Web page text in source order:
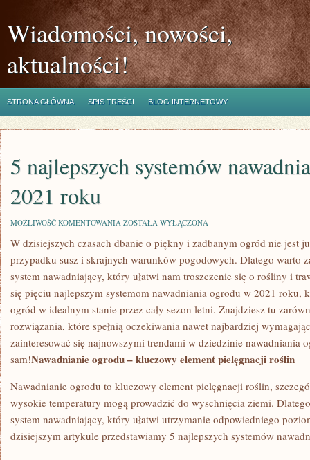
Wiadomości, nowości,
aktualności!
STRONA GŁÓWNA SPIS TREŚCI BLOG INTERNETOWY
5 najlepszych systemów
2021 roku
MOŻLIWOŚĆ KOMENTOWANIA 5
SYSTEMÓW
NAWADNIANIA
OGRODU
W
2021
ROKU
ZOSTAŁA WYŁĄCZONA
W dzisiejszych czasach dbanie o piękny‌ i ⁣zadbanym ogród nie​ jest
przypadku ⁤susz i‍ skrajnych warunków pogodowych.‍ Dlatego warto
system nawadniający, który ułatwi nam⁣ troszczenie się‌ o ​rośliny i​
się pięciu najlepszym systemom ⁢nawadniania ogrodu w⁣ 2021 roku,
‌ogród‍ w ‍idealnym stanie przez cały sezon letni. Znajdziesz ‍tu
rozwiązania, które ⁤spełnią ⁤oczekiwania nawet najbardziej​
zainteresować się‍ najnowszymi ⁣trendami w⁢ dziedzinie nawadniania
sam!Nawadnianie ⁣ogrodu – kluczowy element pielęgnacji roślin
Nawadnianie ⁣ogrodu to kluczowy element pielęgnacji roślin,
wysokie‍ temperatury ⁤mogą prowadzić do wyschnięcia ziemi.
system nawadniający, który⁢ ułatwi utrzymanie odpowiedniego
dzisiejszym artykule‍ przedstawiamy 5‌ najlepszych systemów